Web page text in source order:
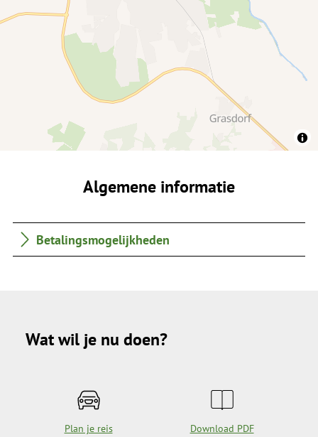
Algemene informatie
Betalingsmogelijkheden
Wat wil je nu doen?
Plan je reis Download PDF